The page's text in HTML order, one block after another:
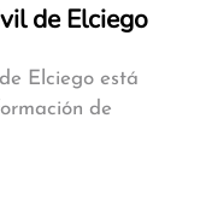
de Elciego
Elciego está
de